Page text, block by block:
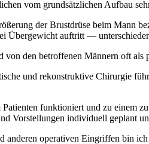
vom grundsätzlichen Aufbau
der Brustdrüse beim Mann
Übergewicht auftritt —
den betroffenen Männern oft als
und rekonstruktive Chirurgie
funktioniert und zu einem
Vorstellungen individuell geplant
anderen operativen Eingriffen bin